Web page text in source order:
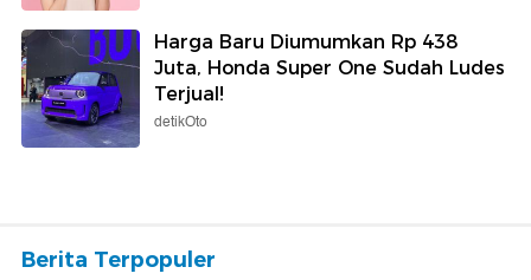
Harga Baru Diumumkan Rp 438
Juta, Honda Super One Sudah Ludes
Terjual!
detikOto
Berita Terpopuler